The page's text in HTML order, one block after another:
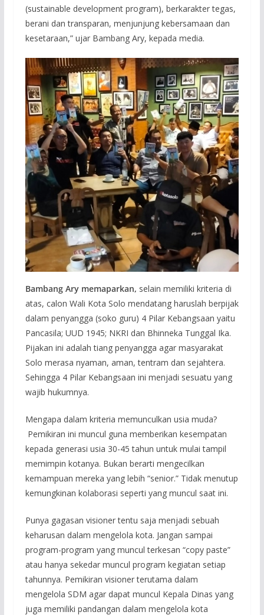
(sustainable development program), berkarakter tegas,
berani dan transparan, menjunjung kebersamaan dan
kesetaraan,” ujar Bambang Ary, kepada media.
Bambang Ary memaparkan, selain memiliki kriteria di
atas, calon Wali Kota Solo mendatang haruslah berpijak
dalam penyangga (soko guru) 4 Pilar Kebangsaan yaitu
Pancasila; UUD 1945; NKRI dan Bhinneka Tunggal Ika.
Pijakan ini adalah tiang penyangga agar masyarakat
Solo merasa nyaman, aman, tentram dan sejahtera.
Sehingga 4 Pilar Kebangsaan ini menjadi sesuatu yang
wajib hukumnya.
Mengapa dalam kriteria memunculkan usia muda?
Pemikiran ini muncul guna memberikan kesempatan
kepada generasi usia 30-45 tahun untuk mulai tampil
memimpin kotanya. Bukan berarti mengecilkan
kemampuan mereka yang lebih “senior.” Tidak menutup
kemungkinan kolaborasi seperti yang muncul saat ini.
Punya gagasan visioner tentu saja menjadi sebuah
keharusan dalam mengelola kota. Jangan sampai
program-program yang muncul terkesan “copy paste”
atau hanya sekedar muncul program kegiatan setiap
tahunnya. Pemikiran visioner terutama dalam
mengelola SDM agar dapat muncul Kepala Dinas yang
juga memiliki pandangan dalam mengelola kota